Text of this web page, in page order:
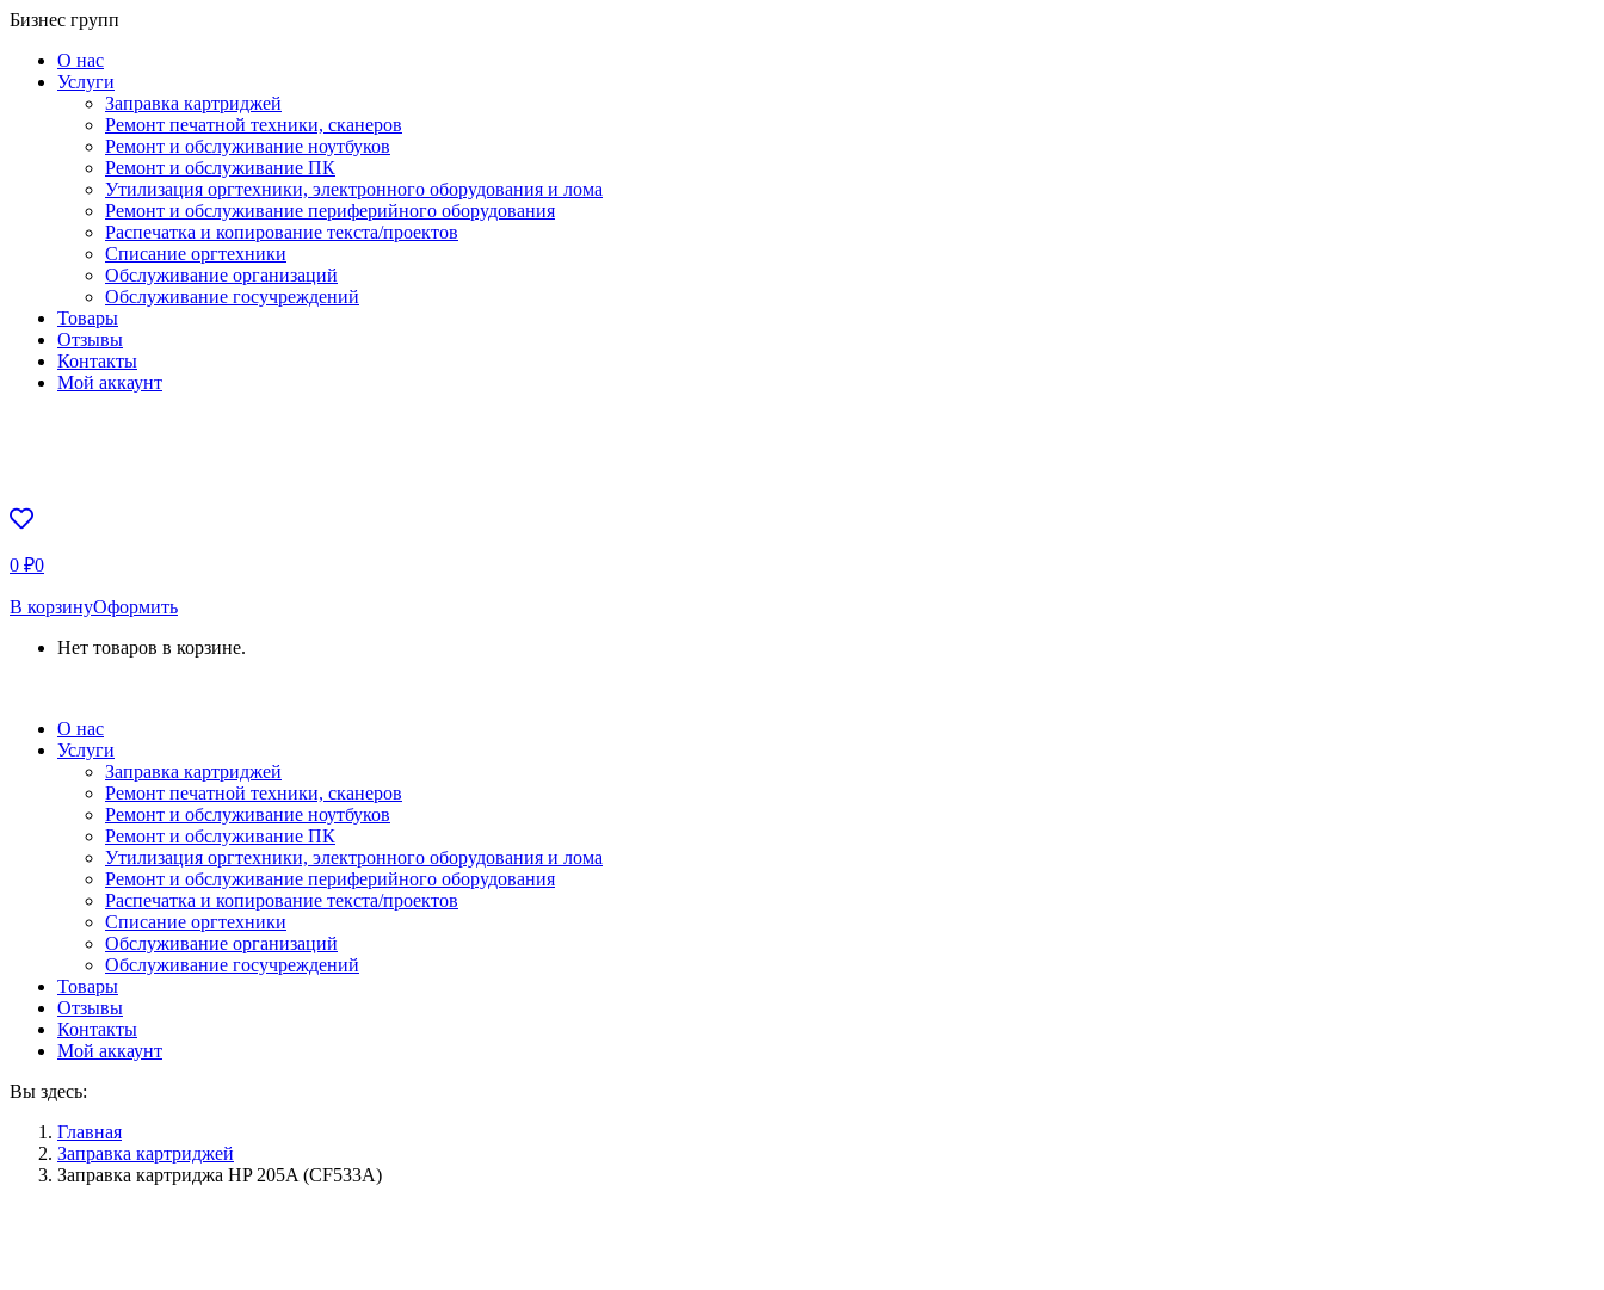
Перейти
содержанию
Бизнес групп
О нас
Услуги
Заправка картриджей
Ремонт печатной техники, сканеров
Ремонт и обслуживание ноутбуков
Ремонт и обслуживание ПК
Утилизация оргтехники, электронного оборудования и лома
Ремонт и обслуживание периферийного оборудования
Распечатка и копирование текста/проектов
Списание оргтехники
Обслуживание организаций
Обслуживание госучреждений
Товары
Отзывы
Контакты
Мой аккаунт
0 ₽0
В корзинуОформить
Нет товаров в корзине.
О нас
Услуги
Заправка картриджей
Ремонт печатной техники, сканеров
Ремонт и обслуживание ноутбуков
Ремонт и обслуживание ПК
Утилизация оргтехники, электронного оборудования и лома
Ремонт и обслуживание периферийного оборудования
Распечатка и копирование текста/проектов
Списание оргтехники
Обслуживание организаций
Обслуживание госучреждений
Товары
Отзывы
Контакты
Мой аккаунт
Вы здесь:
Главная
Заправка картриджей
Заправка картриджа HP 205A (CF533A)